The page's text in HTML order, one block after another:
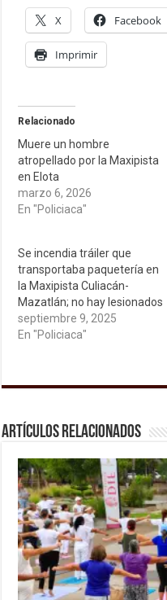
X Facebook
Imprimir
Relacionado
Muere un hombre
atropellado por la Maxipista
en Elota
marzo 6, 2026
En "Policiaca"
Se incendia tráiler que
transportaba paquetería en
la Maxipista Culiacán-
Mazatlán; no hay lesionados
septiembre 9, 2025
En "Policiaca"
Artículos relacionados